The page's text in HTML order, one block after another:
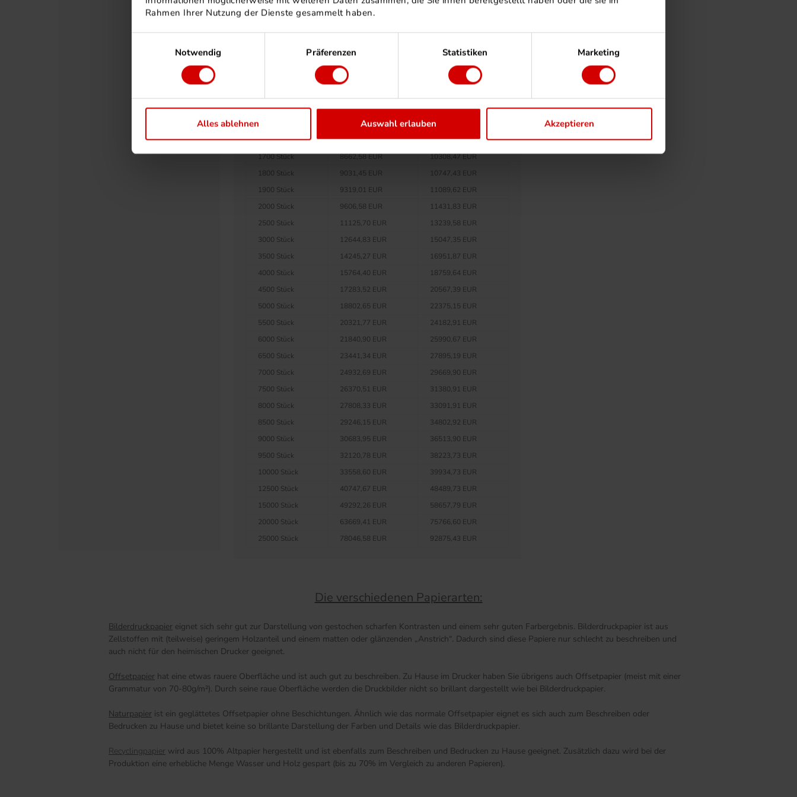
Rahmen Ihrer Nutzung der Dienste gesammelt haben.
Notwendig
Präferenzen Statistiken Marketing
Alles ablehnen Auswahl erlauben Akzeptieren
900 Stück
6280,76 EUR
7143,45 EUR
8500,71 EUR
7287,23 EUR
8671,80 EUR
1400 Stück
7799,89 EUR
9281,87 EUR
1500 Stück
8087,45 EUR
9624,07 EUR
1600 Stück
8375,01 EUR
9966,26 EUR
1700 Stück
8662,58 EUR
10308,47 EUR
1800 Stück
9031,45 EUR
10747,43 EUR
1900 Stück
9319,01 EUR
11089,62 EUR
2000 Stück
9606,58 EUR
11431,83 EUR
2500 Stück
11125,70 EUR
13239,58 EUR
3000 Stück
12644,83 EUR
15047,35 EUR
3500 Stück
14245,27 EUR
16951,87 EUR
4000 Stück
15764,40 EUR
18759,64 EUR
4500 Stück
17283,52 EUR
20567,39 EUR
5000 Stück
18802,65 EUR
22375,15 EUR
5500 Stück
20321,77 EUR
24182,91 EUR
6000 Stück
21840,90 EUR
25990,67 EUR
6500 Stück
23441,34 EUR
27895,19 EUR
7000 Stück
24932,69 EUR
29669,90 EUR
7500 Stück
26370,51 EUR
31380,91 EUR
8000 Stück
27808,33 EUR
33091,91 EUR
8500 Stück
29246,15 EUR
34802,92 EUR
9000 Stück
30683,95 EUR
36513,90 EUR
9500 Stück
32120,78 EUR
38223,73 EUR
10000 Stück
33558,60 EUR
39934,73 EUR
12500 Stück
40747,67 EUR
48489,73 EUR
15000 Stück
49292,26 EUR
58657,79 EUR
20000 Stück
63669,41 EUR
75766,60 EUR
25000 Stück
78046,58 EUR 92875,43 EUR
Die verschiedenen Papierarten:
Bilderdruckpapier eignet sich sehr gut zur Darstellung von gestochen scharfen Kontrasten und einem sehr guten Farbergebnis. Bilderdruckpapier ist aus
Zellstoffen mit (teilweise) geringem Holzanteil und einem matten oder glänzenden „Anstrich“. Dadurch sind diese Papiere nur schlecht zu beschreiben und
auch nicht für den heimischen Drucker geeignet.
Offsetpapier hat eine etwas rauere Oberfläche und ist auch gut zu beschreiben. Zu Hause im Drucker haben Sie übrigens auch Offsetpapier (meist mit einer
Grammatur von 70-80g/m²). Durch seine raue Oberfläche werden die Druckbilder nicht so brillant dargestellt wie bei Bilderdruckpapier.
Naturpapier ist ein geglättetes Offsetpapier ohne Beschichtungen. Ähnlich wie das normale Offsetpapier eignet es sich auch zum Beschreiben oder
Bedrucken zu Hause und bietet keine so brillante Darstellung der Farben und Details wie das Bilderdruckpapier.
Recyclingpapier wird aus 100% Altpapier hergestellt und ist ebenfalls zum Beschreiben und Bedrucken zu Hause geeignet. Zusätzlich dazu wird bei der
Produktion eine erhebliche Menge Wasser und Holz gespart (bis zu 70% im Vergleich zu anderen Papieren).